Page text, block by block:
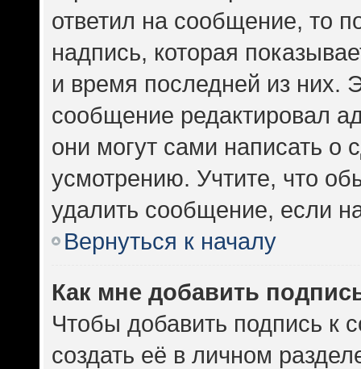
ответил на сообщение, то
надпись, которая
и время последней из них.
сообщение редактировал
они могут сами написать о
усмотрению. Учтите, что
удалить сообщение, если
Вернуться к началу
Как мне добавить
Чтобы добавить подпись
создать её в личном